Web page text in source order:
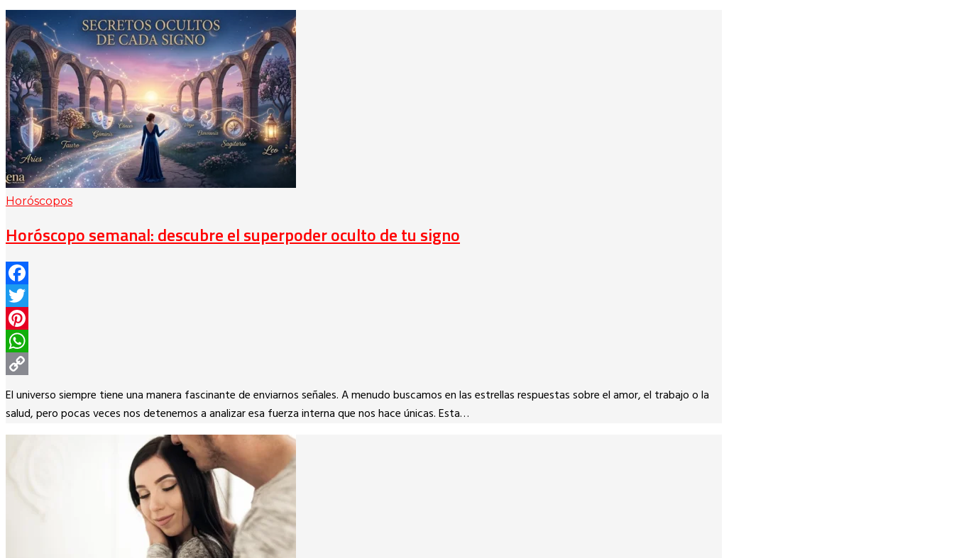
Horóscopos
Horóscopo semanal: descubre el superpoder oculto de tu signo
Facebook
Twitter
Pinterest
WhatsApp
Copy
Link
El universo siempre tiene una manera fascinante de enviarnos señales. A menudo buscamos en las estrellas respuestas sobre el amor, el trabajo o la
salud, pero pocas veces nos detenemos a analizar esa fuerza interna que nos hace únicas. Esta…